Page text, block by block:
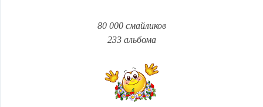
80 000 смайликов
233 альбома